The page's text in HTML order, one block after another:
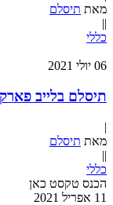
מאת תיסלם
|
|
כללי
06 יולי 2021
תיסלם בלייב
|
מאת תיסלם
|
|
כללי
הכנס טקסט כאן
11 אפריל 2021